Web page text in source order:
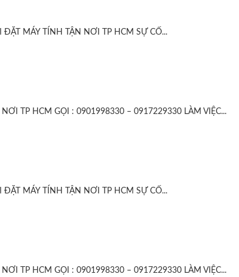
ĐẶT MÁY TÍNH TẬN NƠI TP HCM SỰ CỐ...
TP HCM GỌI : 0901998330 – 0917229330 LÀM VIỆC...
ĐẶT MÁY TÍNH TẬN NƠI TP HCM SỰ CỐ...
TP HCM GỌI : 0901998330 – 0917229330 LÀM VIỆC...